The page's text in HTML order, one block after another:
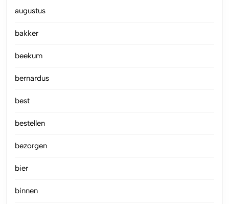
augustus
bakker
beekum
bernardus
best
bestellen
bezorgen
bier
binnen